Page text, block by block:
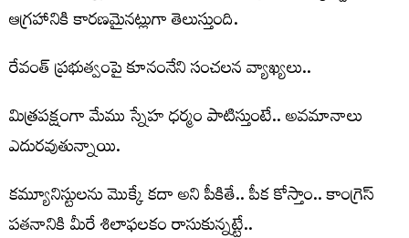
ఆగ్రహానికి కారణమైనట్లుగా తెలుస్తుంది.
రేవంత్ ప్ర‌భుత్వంపై కూనంనేని సంచ‌ల‌న వ్యాఖ్య‌లు..
మిత్రపక్షంగా మేము స్నేహ ధర్మం పాటిస్తుంటే.. అవమానాలు
ఎదురవుతున్నాయి.
కమ్యూనిస్టుల‌ను మొక్కే కదా అని పీకితే.. పీక కోస్తాం.. కాంగ్రెస్
పతనానికి మీరే శిలాఫలకం రాసుకున్న‌ట్టే..